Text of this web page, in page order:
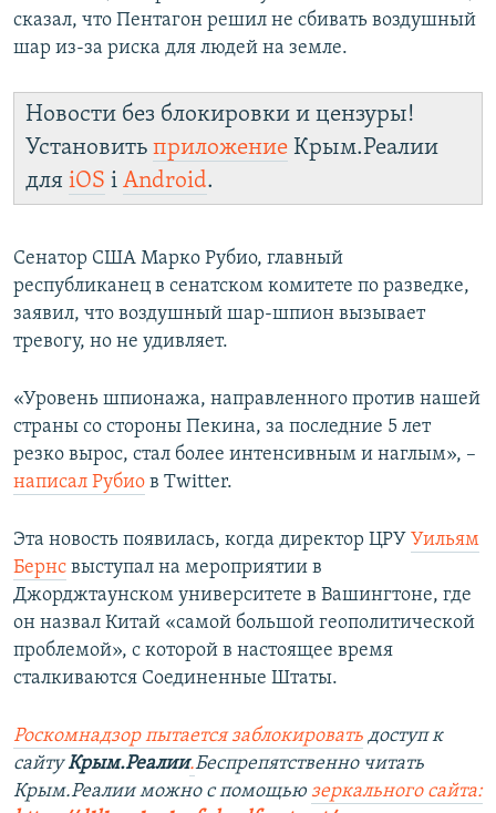
сказал, что Пентагон решил не сбивать воздушный
шар из-за риска для людей на земле.
Новости без блокировки и цензуры!
Установить приложение Крым.Реалии
для iOS і Android.
Сенатор США Марко Рубио, главный
республиканец в сенатском комитете по разведке,
заявил, что воздушный шар-шпион вызывает
тревогу, но не удивляет.
«Уровень шпионажа, направленного против нашей
страны со стороны Пекина, за последние 5 лет
резко вырос, стал более интенсивным и наглым», –
написал Рубио в Twitter.
Эта новость появилась, когда директор ЦРУ Уильям
Бернс выступал на мероприятии в
Джорджтаунском университете в Вашингтоне, где
он назвал Китай «самой большой геополитической
проблемой», с которой в настоящее время
сталкиваются Соединенные Штаты.
Роскомнадзор пытается заблокировать доступ к
сайтуКрым.Реалии.Беспрепятственно читать
Крым.Реалии можно с помощью зеркального сайта: